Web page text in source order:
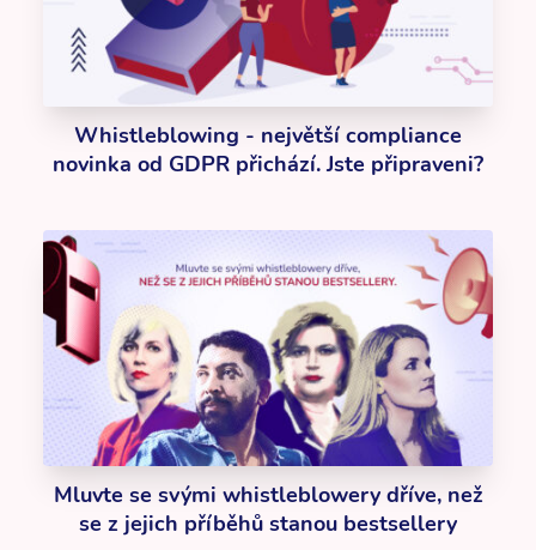
Whistleblowing - největší compliance
novinka od GDPR přichází. Jste připraveni?
Mluvte se svými whistleblowery dříve, než
se z jejich příběhů stanou bestsellery